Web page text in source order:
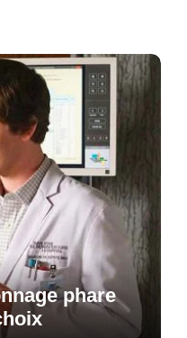
phare